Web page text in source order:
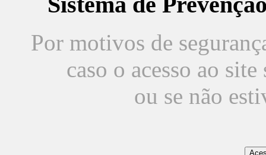
Por motivos de
caso o acesso ao
ou se não